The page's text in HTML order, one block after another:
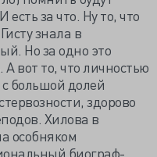
за что. Ну то, что
знала в
Но за одно это
вот то, что личностью
большой долей
здорово
Хилова в
особняком
биограф-